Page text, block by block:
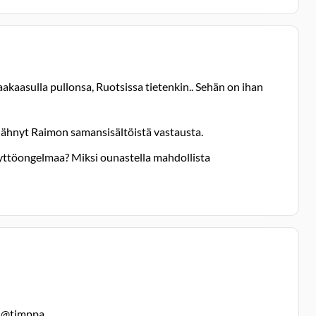
pullonsa, Ruotsissa tietenkin.. Sehän on ihan
Raimon samansisältöistä vastausta.
Miksi ounastella mahdollista